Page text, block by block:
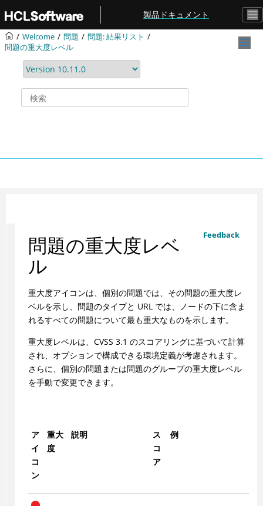
メインコンテンツにジャンプ
製品ドキュメント
Welcome 問題
問題: 結果リスト
問題の重大度レベル
Feedback
問題の重大度レベ
ル
重大度アイコンは、個別の問題では、その問題の重大度レ
ベルを示し、問題のタイプと URL では、ノードの下に含ま
れるすべての問題について最も重大なものを示します。
重大度レベルは、CVSS 3.1 のスコアリングに基づいて計算
され、オプションで構成できる環境定義が考慮されます。
さらに、個別の問題または問題のグループの重大度レベル
を手動で変更できます。
ア
イ
コ
ン
重大
度
説明
ス
コ
ア
例